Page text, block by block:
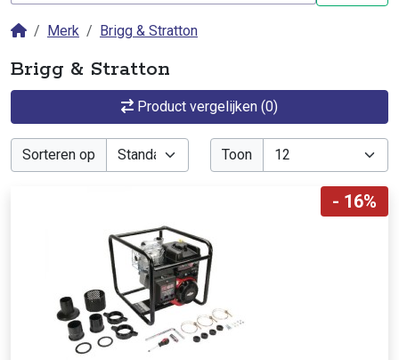
Merk Brigg & Stratton
Brigg & Stratton
Product vergelijken (0)
Sorteren op Toon
- 16%